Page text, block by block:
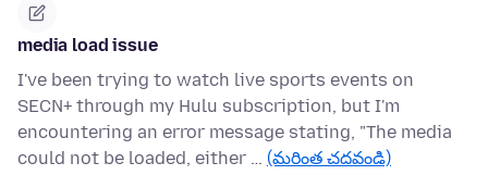
media load issue
I've been trying to watch live sports events on
SECN+ through my Hulu subscription, but I'm
encountering an error message stating, "The media
could not be loaded, either … (మరింత చదవండి)